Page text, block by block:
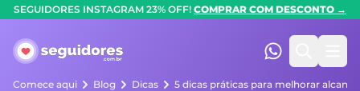
SEGUIDORES INSTAGRAM 23% OFF! COMPRAR COM DESCONTO →
Seguidores.com.br
(47) 99247-
Comece aqui Blog Dicas 5 dicas práticas para melhorar